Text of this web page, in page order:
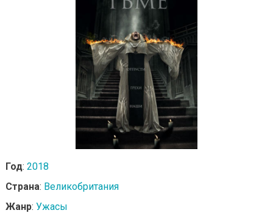
Год: 2018
Страна: Великобритания
Жанр: Ужасы